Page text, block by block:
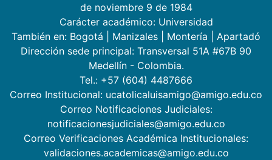
de noviembre 9 de 1984
Carácter académico: Universidad
También en: Bogotá Manizales Montería
Apartadó
Dirección sede principal: Transversal 51A #67B 90
Medellín - Colombia.
Tel.: +57 (604) 4487666
Correo Institucional: ucatolicaluisamigo@amigo.edu.co
Correo Notificaciones Judiciales:
notificacionesjudiciales@amigo.edu.co
Correo Verificaciones Académica Institucionales:
validaciones.academicas@amigo.edu.co